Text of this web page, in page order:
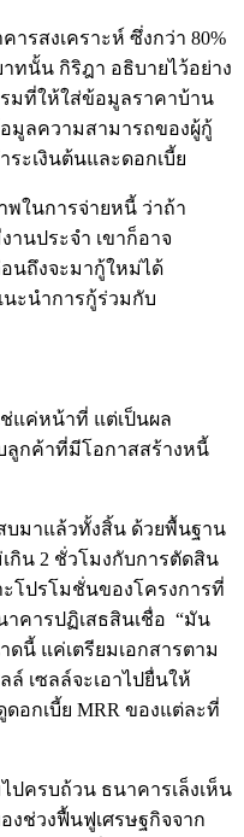
รสงเคราะห์ ซึ่งกว่า 80%
ทนั้น กิริฎา อธิบายไว้อย่าง
มที่ให้ใส่ข้อมูลราคาบ้าน
อมูลความสามารถของผู้กู้
ะเงินต้นและดอกเบี้ย
ในการจ่ายหนี้ ว่าถ้า
านประจำ เขาก็อาจ
นถึงจะมากู้ใหม่ได้
ะนำการกู้ร่วมกับ
แค่หน้าที่ แต่เป็นผล
ลูกค้าที่มีโอกาสสร้างหนี้
บมาแล้วทั้งสิ้น ด้วยพื้นฐาน
เกิน 2 ชั่วโมงกับการตัดสิน
โปรโมชั่นของโครงการที่
คารปฏิเสธสินเชื่อ “มัน
นี้ แค่เตรียมเอกสารตาม
ล์ เซลล์จะเอาไปยื่นให้
ดอกเบี้ย MRR ของแต่ละที่
ปครบถ้วน ธนาคารเล็งเห็น
งช่วงฟื้นฟูเศรษฐกิจจาก